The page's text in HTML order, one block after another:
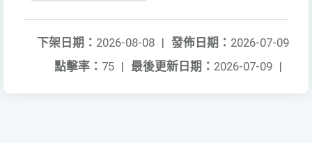
發佈日期： 2026-07-09
下架日期： 2026-08-08 |
最後更新日期： 2026-07-09 |
點擊率： 75 |